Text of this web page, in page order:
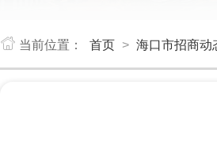
当前位置： 首页 > 海口市招商动